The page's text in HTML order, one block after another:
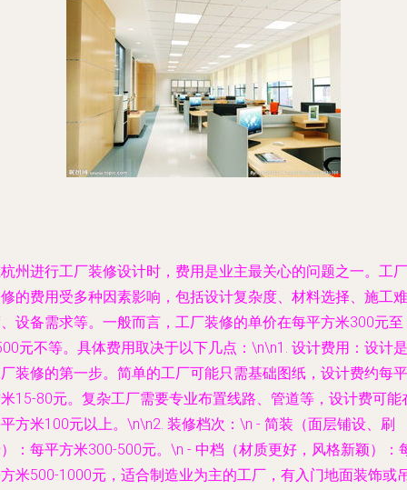
州进行工厂装修设计时，费用是业主最关心的问题之一。工厂
的费用受多种因素影响，包括设计复杂度、材料选择、施工难
设备需求等。一般而言，工厂装修的单价在每平方米300元至
元不等。具体费用取决于以下几点：\n\n1. 设计费用 ：设计是
装修的第一步。简单的工厂可能只需基础图纸，设计费约每平
15-80元。复杂工厂需要专业布置线路、管道等，设计费可能
方米100元以上。\n\n2. 装修档次 ：\n - 简装（面层铺设、刷
：每平方米300-500元。\n - 中档（材质更好，风格新颖）：
米500-1000元，适合制造业为主的工厂，有入门地面装饰或